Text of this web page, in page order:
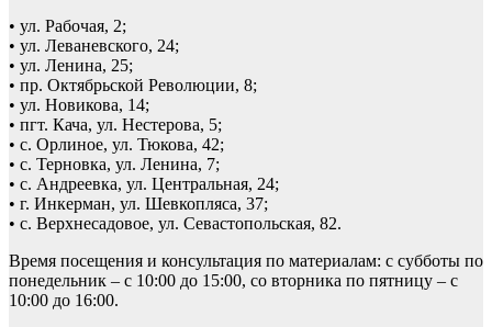
• ул. Рабочая, 2;
• ул. Леваневского, 24;
• ул. Ленина, 25;
• пр. Октябрьской Революции, 8;
• ул. Новикова, 14;
• пгт. Кача, ул. Нестерова, 5;
• с. Орлиное, ул. Тюкова, 42;
• с. Терновка, ул. Ленина, 7;
• с. Андреевка, ул. Центральная, 24;
• г. Инкерман, ул. Шевкопляса, 37;
• с. Верхнесадовое, ул. Севастопольская, 82.
Время посещения и консультация по материалам: с субботы по
понедельник – с 10:00 до 15:00, со вторника по пятницу – с
10:00 до 16:00.